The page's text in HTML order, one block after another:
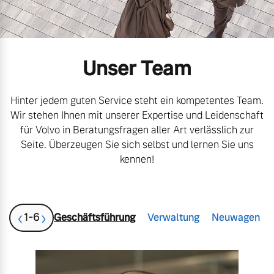
Mild-Hybrid
Geschäftskunden
Editionsmodelle
Volvo Gebrauchtwagenbörse
Aktuelle Zubehörangebote
Service by Volvo
Sie erhalten bei uns eine
Vielzahl von Original
Kontakt und Anfahrt
Unser Team
Hinter jedem guten Service steht ein kompetentes Team.
Wir stehen Ihnen mit unserer Expertise und Leidenschaft
für Volvo in Beratungsfragen aller Art verlässlich zur
Seite. Überzeugen Sie sich selbst und lernen Sie uns
kennen!
‹1-6› Geschäftsführung Verwaltung Neuwagen